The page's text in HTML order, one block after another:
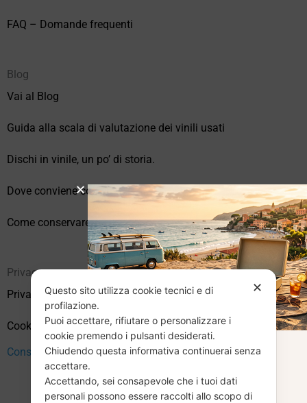
FAQ – Domande frequenti
Blog
Vai al Blog
Guida alla scala di valutazione dei vinili usati
Dischi in vinile, un po’ di storia.
Dove conviene comprare vinili online?
Come conservare correttamente i vinili usati
Privacy
Privacy Policy
Cookie Policy (UE)
Consenso
✕
Questo sito utilizza cookie tecnici e di
profilazione.
Puoi accettare, rifiutare o personalizzare i
cookie premendo i pulsanti desiderati.
Chiudendo questa informativa continuerai senza
accettare.
Accettando, sei consapevole che i tuoi dati
personali possono essere raccolti allo scopo di
CHIUSURA